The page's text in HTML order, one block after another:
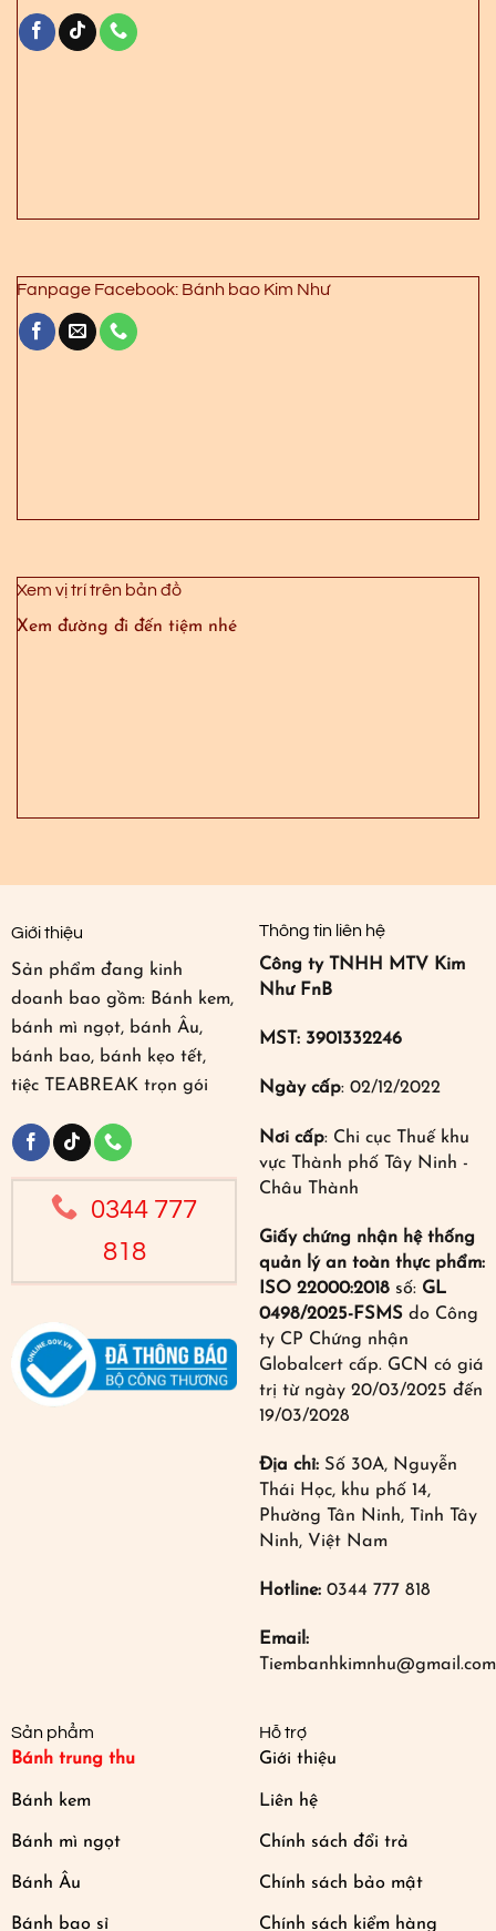
Fanpage Facebook: Bánh bao Kim Như
Xem vị trí trên bản đồ
Xem đường đi đến tiệm nhé
Giới thiệu
Sản phẩm đang kinh
doanh bao gồm: Bánh kem,
bánh mì ngọt, bánh Âu,
bánh bao, bánh kẹo tết,
tiệc TEABREAK trọn gói
0344 777
818
Thông tin liên hệ
Công ty TNHH MTV Kim
Như FnB
MST: 3901332246
Ngày cấp: 02/12/2022
Nơi cấp: Chi cục Thuế khu
vực Thành phố Tây Ninh -
Châu Thành
Giấy chứng nhận hệ thống
quản lý an toàn thực phẩm:
ISO 22000:2018 số: GL
0498/2025-FSMS do Công
ty CP Chứng nhận
Globalcert cấp. GCN có giá
trị từ ngày 20/03/2025 đến
19/03/2028
Địa chỉ: Số 30A, Nguyễn
Thái Học, khu phố 14,
Phường Tân Ninh, Tỉnh Tây
Ninh, Việt Nam
Hotline: 0344 777 818
Email:
Tiembanhkimnhu@gmail.com
Sản phẩm
Bánh trung thu
Bánh kem
Bánh mì ngọt
Bánh Âu
Bánh bao sỉ
Hỗ trợ
Giới thiệu
Liên hệ
Chính sách đổi trả
Chính sách bảo mật
Chính sách kiểm hàng